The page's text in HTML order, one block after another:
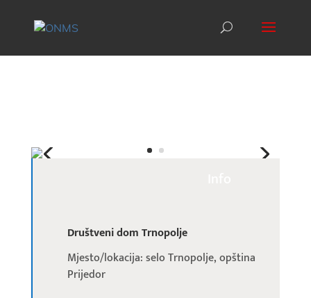
Društveni dom Trnopolje
Mjesto/lokacija: selo Trnopolje, opština
Prijedor